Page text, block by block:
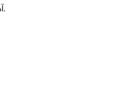
آسف ليس لدينا هذا المورد.